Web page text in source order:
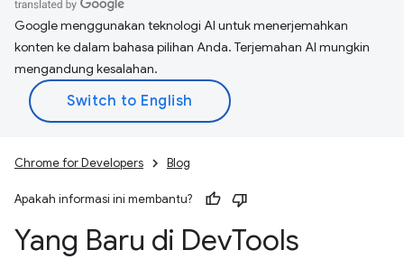
Google menggunakan teknologi AI untuk menerjemahkan
konten ke dalam bahasa pilihan Anda. Terjemahan AI mungkin
mengandung kesalahan.
Chrome for Developers Blog
Apakah informasi ini membantu?
Yang Baru di DevTools